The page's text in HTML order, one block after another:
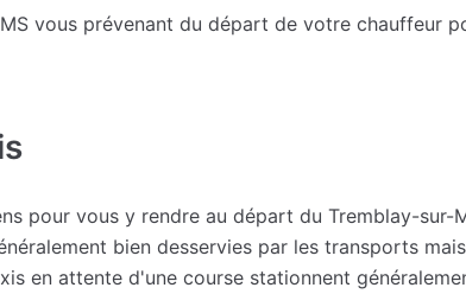
vous prévenant du départ de votre chauffeur
pour vous y rendre au départ du Tremblay-sur-
bien desservies par les transports
en attente d'une course stationnent